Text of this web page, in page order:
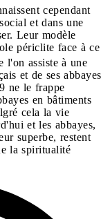
cependant
et dans une
Leur modèle
périclite face à ce
l'on assiste à une
et de ses abbayes
ne le frappe
en bâtiments
cela la vie
et les abbayes,
superbe, restent
la spiritualité